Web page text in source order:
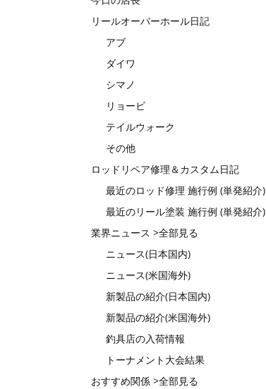
リールオーバーホール日記
アブ
ダイワ
シマノ
リョービ
テイルウォーク
その他
ロッドリペア修理＆カスタム日記
最近のロッド修理 施行例 (単発紹介)
最近のリール塗装 施行例 (単発紹介)
業界ニュース >全部見る
ニュース(日本国内)
ニュース(米国海外)
新製品の紹介(日本国内)
新製品の紹介(米国海外)
釣具店の入荷情報
トーナメント大会結果
おすすめ関係 >全部見る